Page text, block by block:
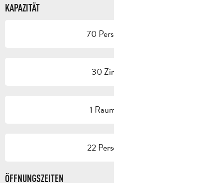
KAPAZITÄT
70 Person(en)
30 Zimmer
1 Raum/Saal
22 Person(en)
ÖFFNUNGSZEITEN